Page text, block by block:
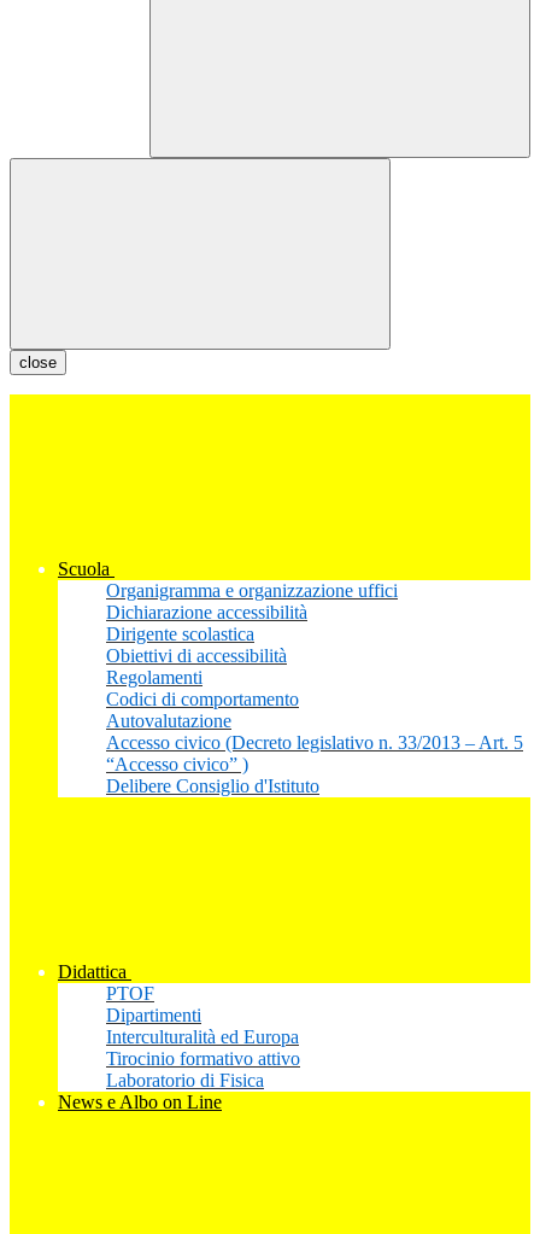
close
Scuola
Organigramma e organizzazione uffici
Dichiarazione accessibilità
Dirigente scolastica
Obiettivi di accessibilità
Regolamenti
Codici di comportamento
Autovalutazione
Accesso civico (Decreto legislativo n. 33/2013 – Art. 5
“Accesso civico” )
Delibere Consiglio d'Istituto
Didattica
PTOF
Dipartimenti
Interculturalità ed Europa
Tirocinio formativo attivo
Laboratorio di Fisica
News e Albo on Line